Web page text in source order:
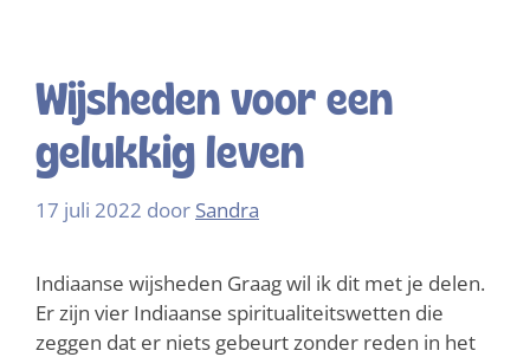
Wijsheden voor een
gelukkig leven
17 juli 2022 door Sandra
Indiaanse wijsheden Graag wil ik dit met je delen.
Er zijn vier Indiaanse spiritualiteitswetten die
zeggen dat er niets gebeurt zonder reden in het